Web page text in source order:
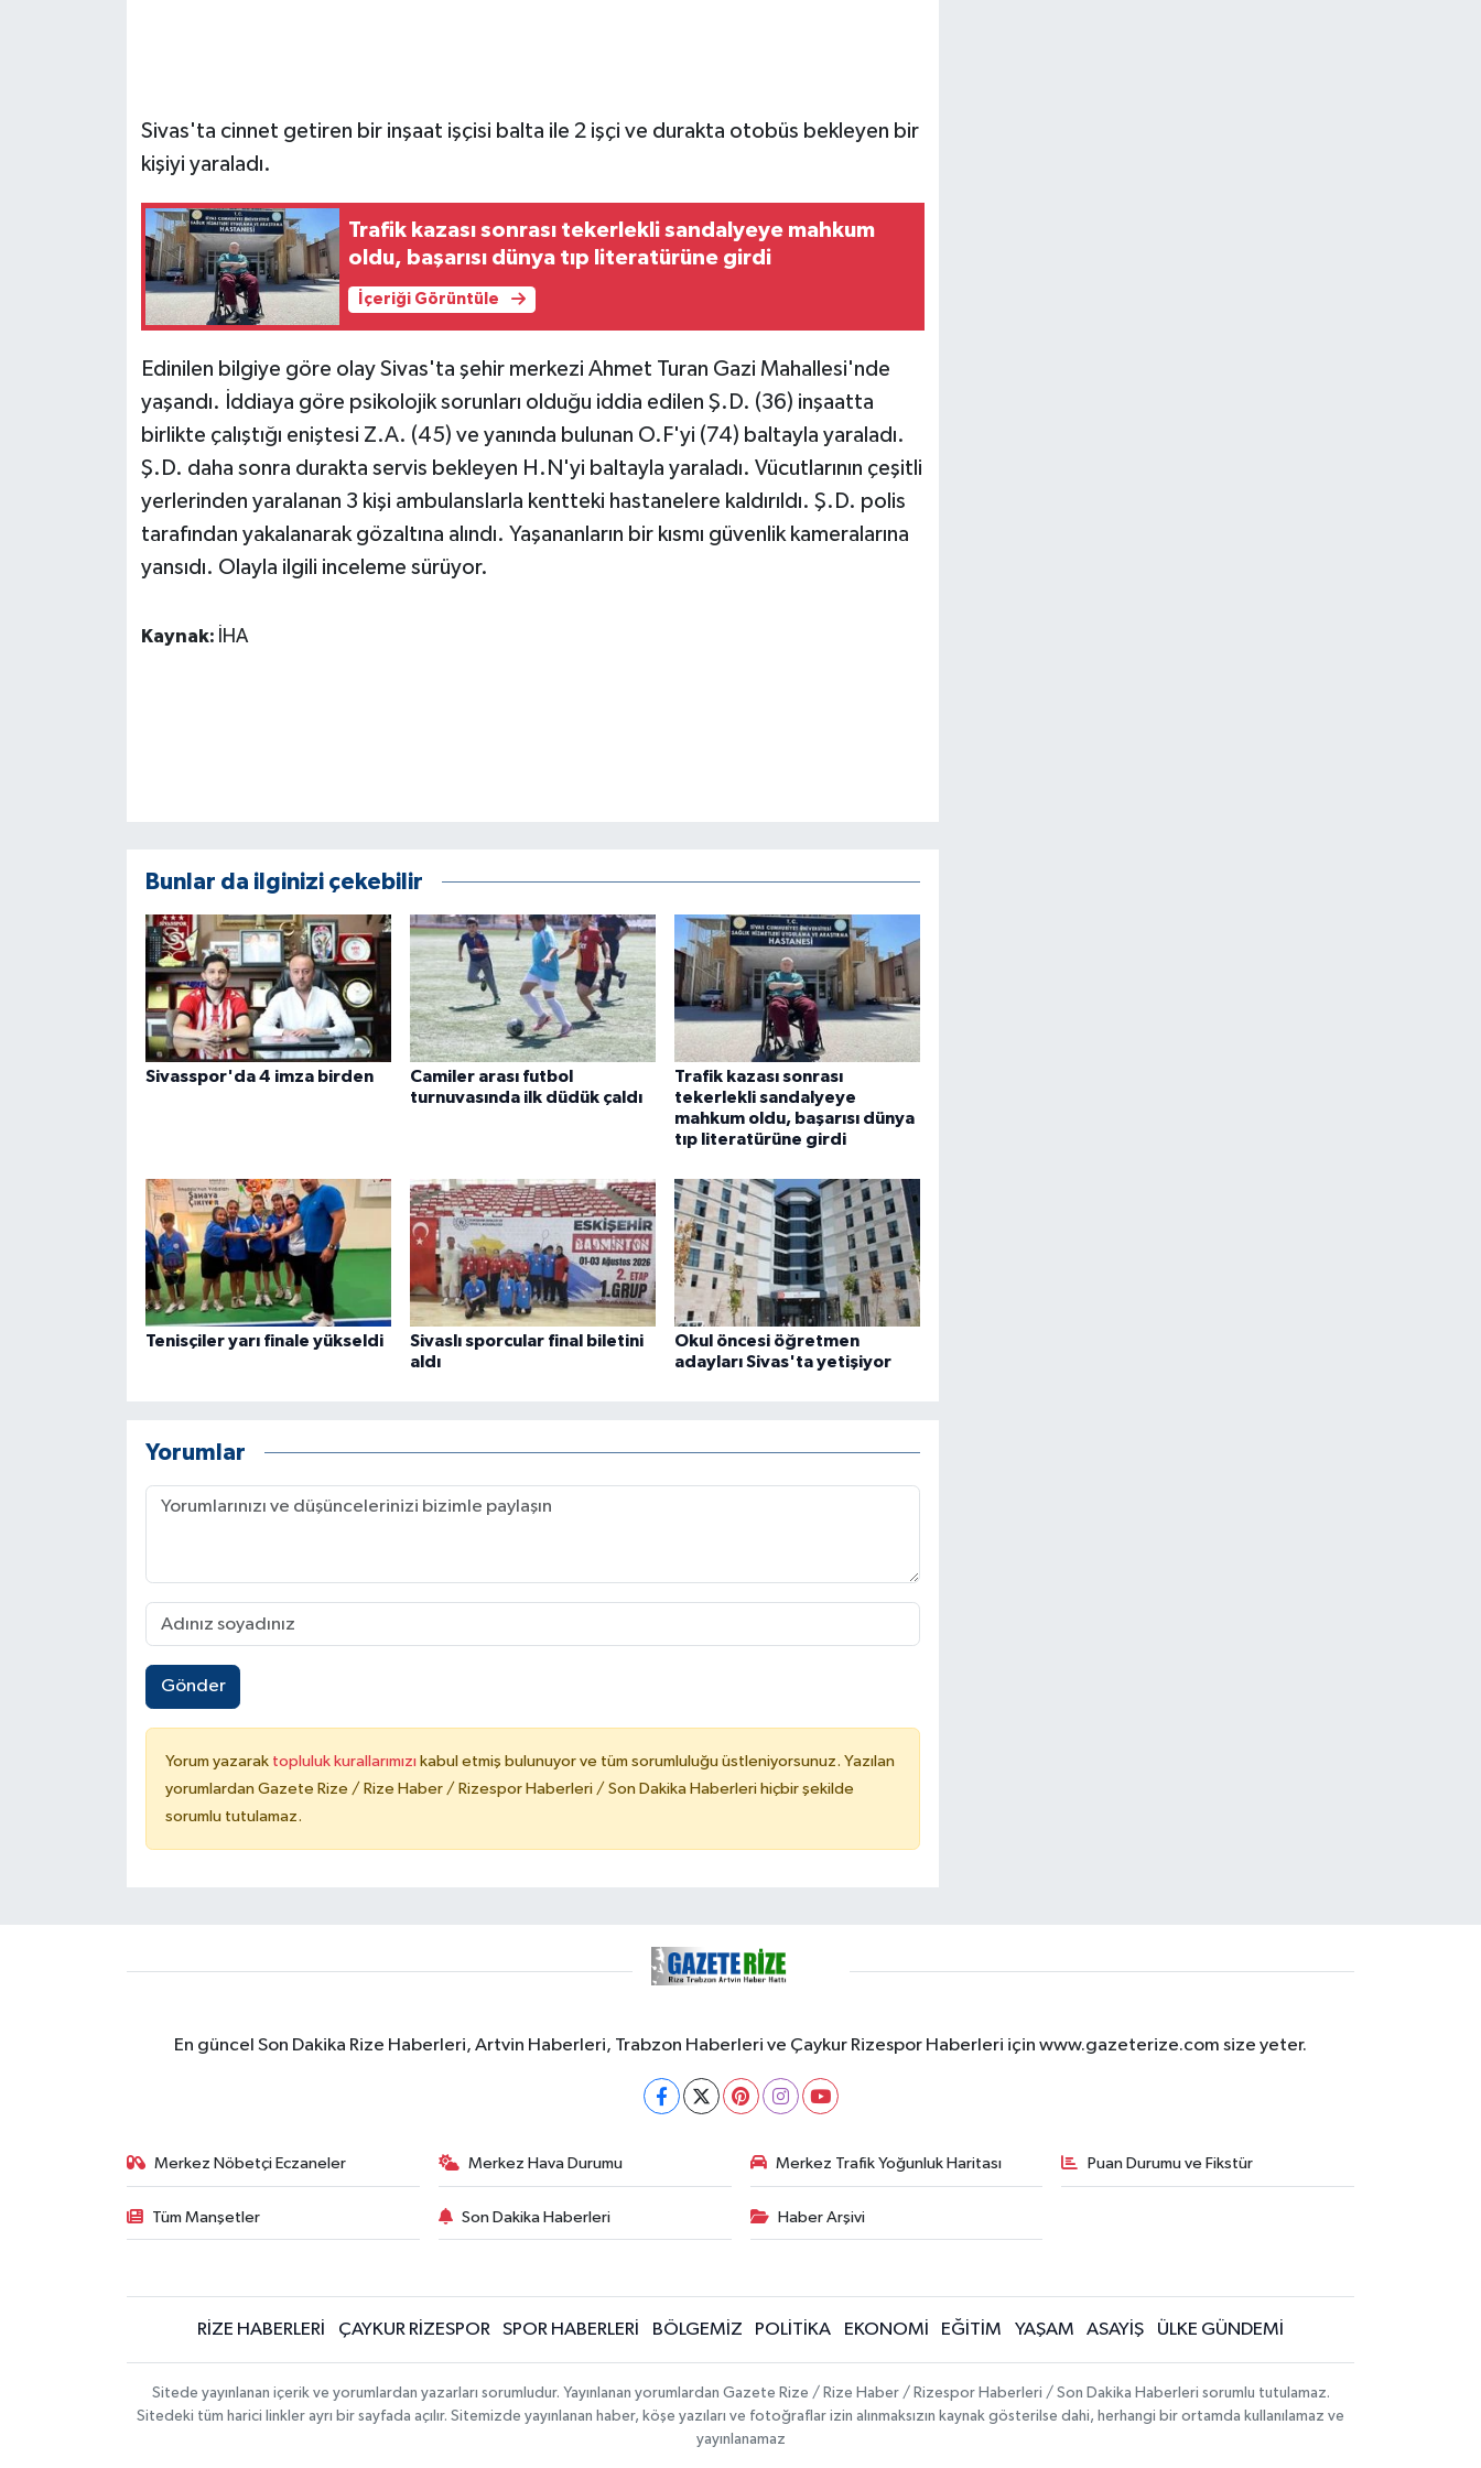
Sivas'ta cinnet getiren bir inşaat işçisi balta ile 2 işçi ve durakta otobüs bekleyen bir
kişiyi yaraladı.
Trafik kazası sonrası tekerlekli sandalyeye mahkum
oldu, başarısı dünya tıp literatürüne girdi
İçeriği Görüntüle
Edinilen bilgiye göre olay Sivas'ta şehir merkezi Ahmet Turan Gazi Mahallesi'nde
yaşandı. İddiaya göre psikolojik sorunları olduğu iddia edilen Ş.D. (36) inşaatta
birlikte çalıştığı eniştesi Z.A. (45) ve yanında bulunan O.F'yi (74) baltayla yaraladı.
Ş.D. daha sonra durakta servis bekleyen H.N'yi baltayla yaraladı. Vücutlarının çeşitli
yerlerinden yaralanan 3 kişi ambulanslarla kentteki hastanelere kaldırıldı. Ş.D. polis
tarafından yakalanarak gözaltına alındı. Yaşananların bir kısmı güvenlik kameralarına
yansıdı. Olayla ilgili inceleme sürüyor.
Kaynak: İHA
Bunlar da ilginizi çekebilir
Sivasspor'da 4 imza birden
Camiler arası futbol
turnuvasında ilk düdük çaldı
Trafik kazası sonrası
tekerlekli sandalyeye
mahkum oldu, başarısı dünya
tıp literatürüne girdi
Tenisçiler yarı finale yükseldi
Sivaslı sporcular final biletini
aldı
Okul öncesi öğretmen
adayları Sivas'ta yetişiyor
Yorumlar
Gönder
Yorum yazarak topluluk kurallarımızı kabul etmiş bulunuyor ve tüm sorumluluğu üstleniyorsunuz. Yazılan
yorumlardan Gazete Rize / Rize Haber / Rizespor Haberleri / Son Dakika Haberleri hiçbir şekilde
sorumlu tutulamaz.
En güncel Son Dakika Rize Haberleri, Artvin Haberleri, Trabzon Haberleri ve Çaykur Rizespor Haberleri için www.gazeterize.com size yeter.
Merkez Nöbetçi Eczaneler Merkez Hava Durumu Merkez Trafik Yoğunluk Haritası Puan Durumu ve Fikstür
Tüm Manşetler Son Dakika Haberleri Haber Arşivi
RİZE HABERLERİ ÇAYKUR RİZESPOR SPOR HABERLERİ BÖLGEMİZ POLİTİKA EKONOMİ EĞİTİM YAŞAM ASAYİŞ ÜLKE GÜNDEMİ
Sitede yayınlanan içerik ve yorumlardan yazarları sorumludur. Yayınlanan yorumlardan Gazete Rize / Rize Haber / Rizespor Haberleri / Son Dakika Haberleri sorumlu tutulamaz.
Sitedeki tüm harici linkler ayrı bir sayfada açılır. Sitemizde yayınlanan haber, köşe yazıları ve fotoğraflar izin alınmaksızın kaynak gösterilse dahi, herhangi bir ortamda kullanılamaz ve
yayınlanamaz
HABERDE İNSAN
İş Dünyası
KÜLTÜR SANAT
TEKNOLOJİ
ÜLKE GÜNDEMİ
Yerel Haberler